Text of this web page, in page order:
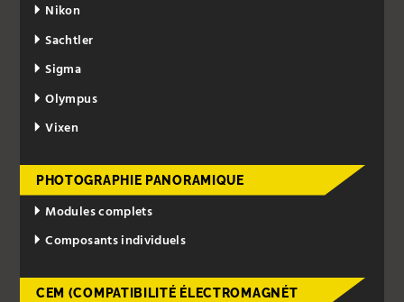
Nikon
Sachtler
Sigma
Olympus
Vixen
PHOTOGRAPHIE PANORAMIQUE
Modules complets
Composants individuels
CEM (COMPATIBILITÉ ÉLECTROMAGNÉT